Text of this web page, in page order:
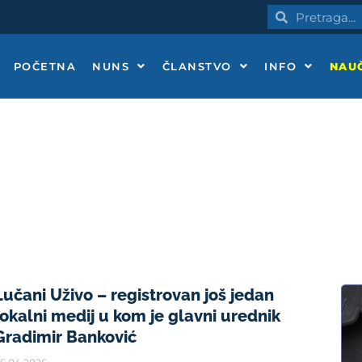
PretragaPretraga
POČETNA NUNS ČLANSTVO INFO
Uživo – registrovan još jedan
medij u kom je glavni urednik
Banković
STRANICA
STRANICA